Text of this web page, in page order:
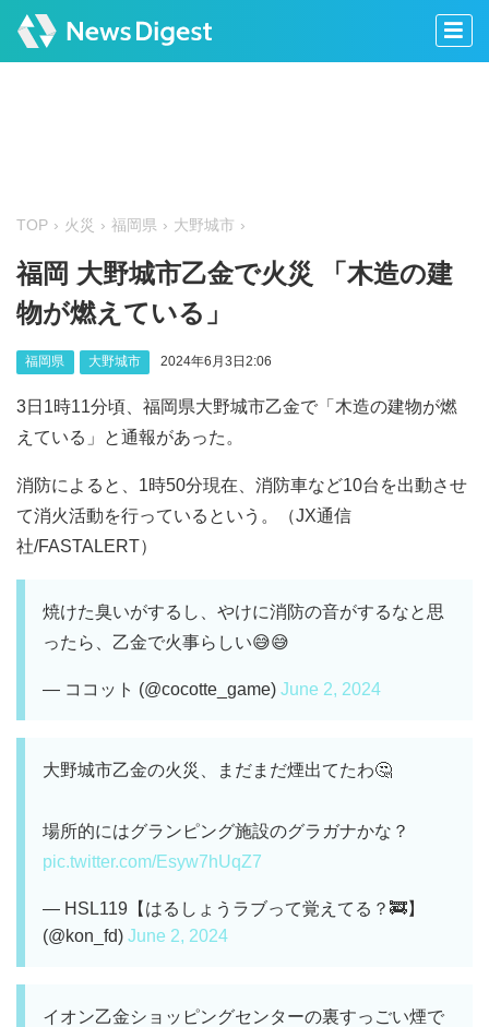
TOP 火災 福岡県 大野城市
福岡 大野城市乙金で火災 「木造の建
物が燃えている」
福岡県 大野城市 2024年6月3日2:06
3日1時11分頃、福岡県大野城市乙金で「木造の建物が燃
えている」と通報があった。
消防によると、1時50分現在、消防車など10台を出動させ
て消火活動を行っているという。（JX通信
社/FASTALERT）
焼けた臭いがするし、やけに消防の音がするなと思
ったら、乙金で火事らしい😅😅
— ココット (@cocotte_game) June 2, 2024
大野城市乙金の火災、まだまだ煙出てたわ🤔
場所的にはグランピング施設のグラガナかな？
pic.twitter.com/Esyw7hUqZ7
— HSL119【はるしょうラブって覚えてる？🚒】
(@kon_fd) June 2, 2024
イオン乙金ショッピングセンターの裏すっごい煙で